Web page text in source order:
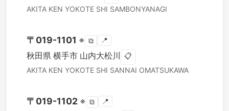
AKITA KEN YOKOTE SHI SAMBONYANAGI
〒 019-1101 ※ ⧉ 📍
秋田県 横手市 山内大松川 📋
AKITA KEN YOKOTE SHI SANNAI OMATSUKAWA
〒 019-1102 ※ ⧉ 📍